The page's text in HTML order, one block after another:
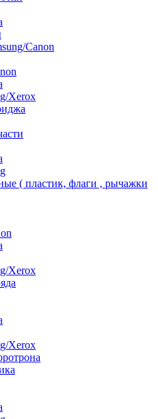
Canon
Xerox
( пластик, флаги , рычажки
Xerox
Xerox